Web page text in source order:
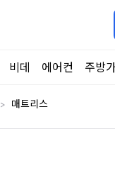
비데 에어컨 주방
매트리스